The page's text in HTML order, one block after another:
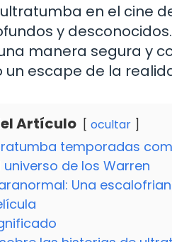
en el cine
y
manera segura y
escape de la
Artículo ocultar
temporadas
universo de los Warren
Una